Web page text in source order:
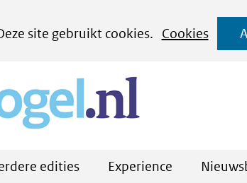
site gebruikt cookies.
Cookies
edities Experience